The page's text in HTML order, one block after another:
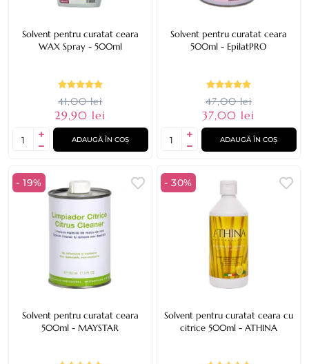
Solvent pentru curatat ceara
WAX Spray - 500ml
41,00 lei
29,90 lei
ADAUGĂ ÎN COȘ
Solvent pentru curatat ceara
500ml - EpilatPRO
47,00 lei
37,00 lei
ADAUGĂ ÎN COȘ
- 19%
Solvent pentru curatat ceara
500ml - MAYSTAR
- 30%
Solvent pentru curatat ceara cu
citrice 500ml - ATHINA